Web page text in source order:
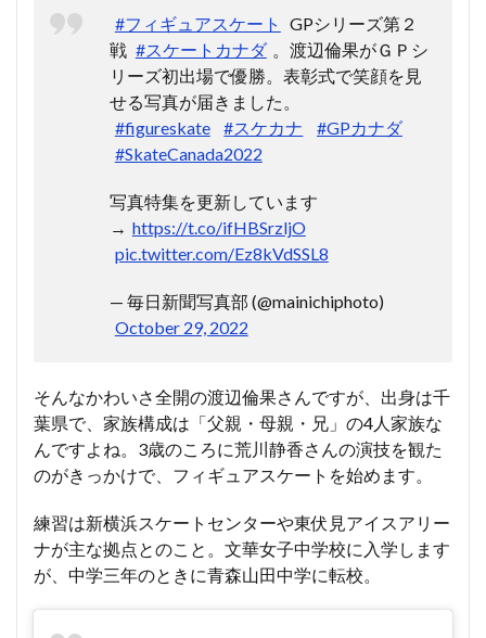
#フィギュアスケート
GPシリーズ第２
戦 #スケートカナダ 。渡辺倫果がＧＰシ
リーズ初出場で優勝。表彰式で笑顔を見
せる写真が届きました。
#figureskate
#スケカナ
#GPカナダ
#SkateCanada2022
写真特集を更新しています
→ https://t.co/ifHBSrzljO
pic.twitter.com/Ez8kVdSSL8
— 毎日新聞写真部 (@mainichiphoto)
October 29, 2022
そんなかわいさ全開の渡辺倫果さんですが、出身は千
葉県で、家族構成は「父親・母親・兄」の4人家族な
んですよね。3歳のころに荒川静香さんの演技を観た
のがきっかけで、フィギュアスケートを始めます。
練習は新横浜スケートセンターや東伏見アイスアリー
ナが主な拠点とのこと。文華女子中学校に入学します
が、中学三年のときに青森山田中学に転校。